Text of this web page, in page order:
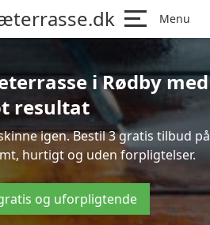
Menu
i Rødby med
resultat
igen. Bestil 3 gratis tilbud på
hurtigt og uden forpligtelser.
og uforpligtende